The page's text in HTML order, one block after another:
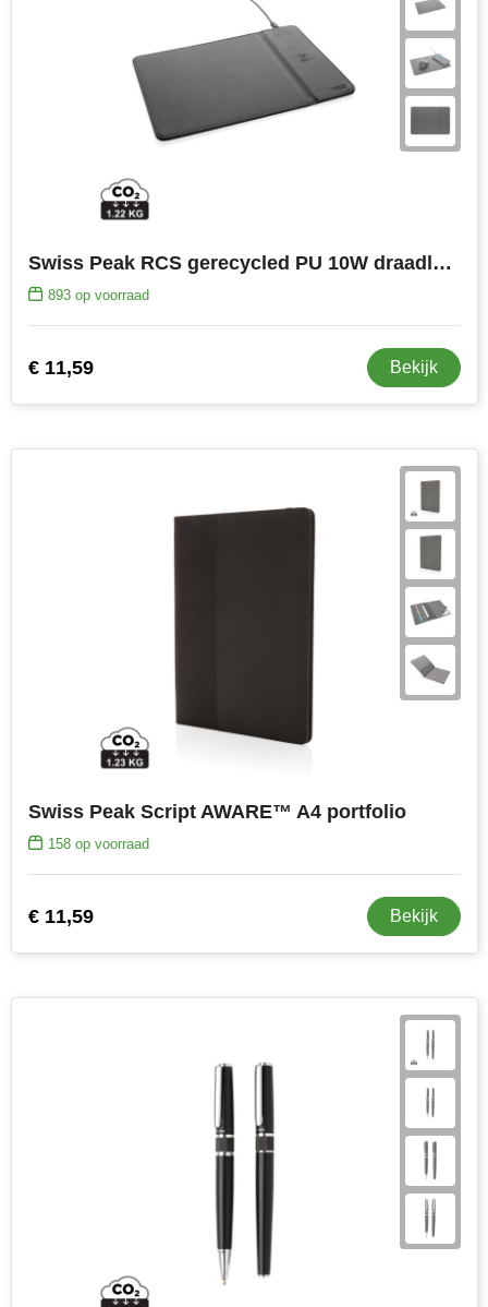
Swiss Peak RCS gerecycled PU 10W draadloze oplader muismat
893op voorraad
€ 11,59 Bekijk
Swiss Peak Script AWARE™ A4 portfolio
158op voorraad
€ 11,59 Bekijk